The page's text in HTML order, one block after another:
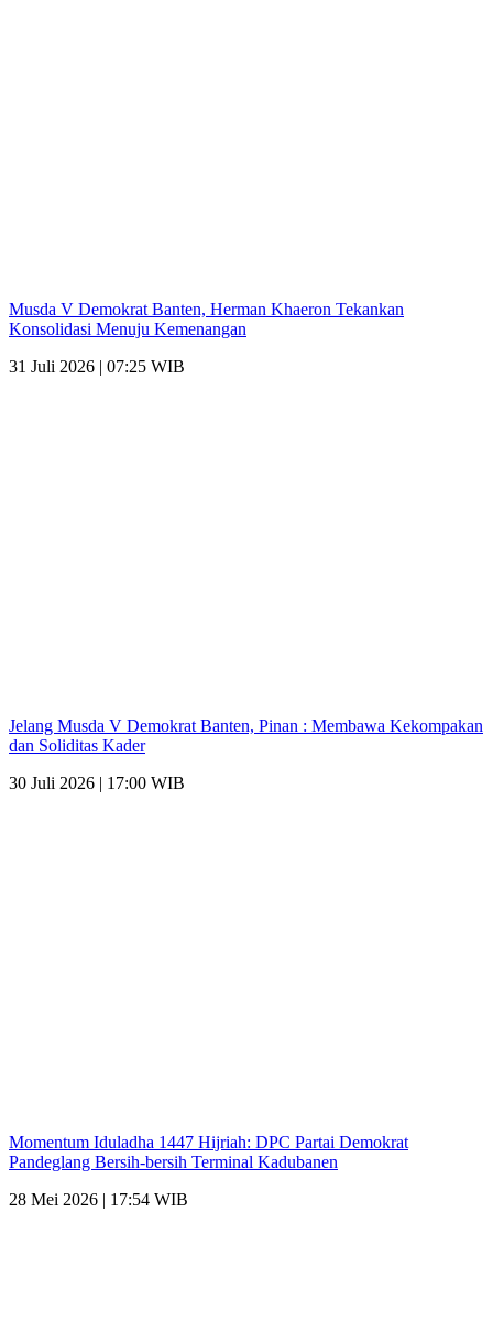
Musda V Demokrat Banten, Herman Khaeron Tekankan
Konsolidasi Menuju Kemenangan
31 Juli 2026 | 07:25 WIB
Jelang Musda V Demokrat Banten, Pinan : Membawa Kekompakan
dan Soliditas Kader
30 Juli 2026 | 17:00 WIB
Momentum Iduladha 1447 Hijriah: DPC Partai Demokrat
Pandeglang Bersih-bersih Terminal Kadubanen
28 Mei 2026 | 17:54 WIB